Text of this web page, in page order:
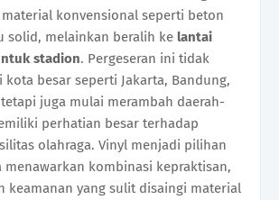
konvensional seperti beton
solid, melainkan beralih ke lantai
stadion. Pergeseran ini tidak
kota besar seperti Jakarta, Bandung,
juga mulai merambah daerah-
perhatian besar terhadap
olahraga. Vinyl menjadi pilihan
menawarkan kombinasi kepraktisan,
keamanan yang sulit disaingi material